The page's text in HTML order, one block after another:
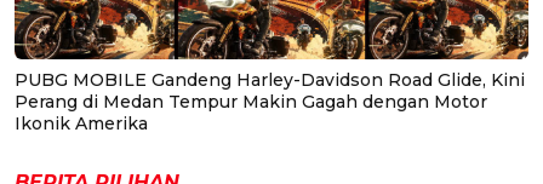
PUBG MOBILE Gandeng Harley-Davidson Road Glide, Kini
Perang di Medan Tempur Makin Gagah dengan Motor
Ikonik Amerika